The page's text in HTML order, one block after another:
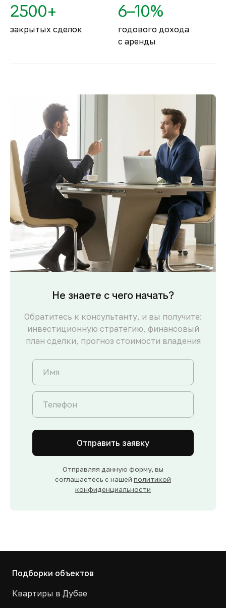
2500+
закрытых сделок
6–10%
годового дохода
с аренды
Не знаете с чего начать?
Обратитесь к консультанту, и вы получите:
инвестиционную стратегию, финансовый
план сделки, прогноз стоимости владения
Отправить заявку
Отправляя данную форму, вы
соглашаетесь с нашей политикой
конфиденциальности
Подборки объектов
Квартиры в Дубае